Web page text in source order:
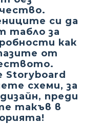
си да
табло за
как
от
Storyboard
схеми, за
преди
такъв в